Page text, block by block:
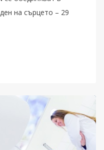
на сърцето – 29